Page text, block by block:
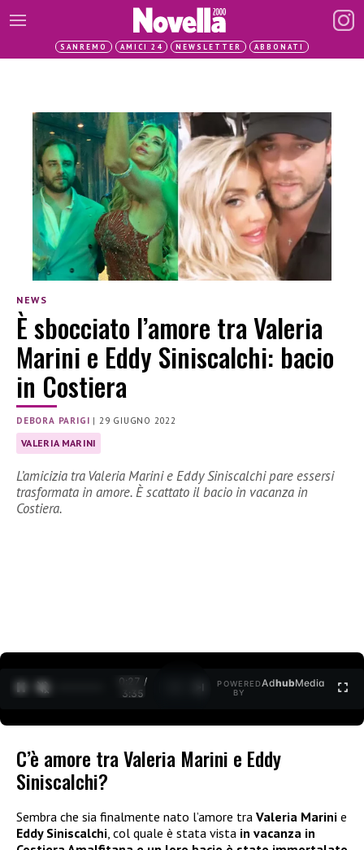
SANREMO AMICI 24 NEWSLETTER ABBONATI
NEWS
È sbocciato l’amore tra Valeria
Marini e Eddy Siniscalchi: bacio
in Costiera
DEBORA PARIGI | 29 GIUGNO 2022
VALERIA MARINI
L’amicizia tra Valeria Marini e Eddy Siniscalchi pare essersi
trasformata in amore. È scattato il bacio in vacanza in
Costiera.
0:27 /
3:35
POWERED
BY
AdhubMedia
C’è amore tra Valeria Marini e Eddy
Siniscalchi?
Sembra che sia finalmente nato l’amore tra Valeria Marini e
Eddy Siniscalchi, col quale è stata vista in vacanza in